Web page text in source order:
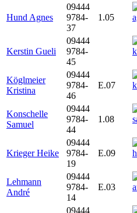
Hund Agnes
09444
9784-
37
1.05
Kerstin Gueli
09444
9784-
45
Köglmeier
Kristina
09444
9784-
46
E.07
Konschelle
Samuel
09444
9784-
44
1.08
Krieger Heike
09444
9784-
19
E.09
Lehmann
André
09444
9784-
14
E.03
09444